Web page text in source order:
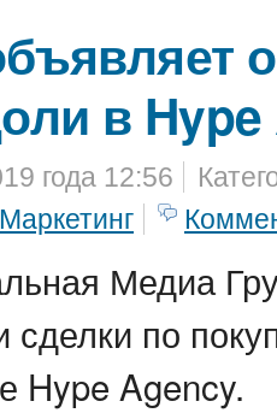
в
года 12:56
Маркетинг
Медиа
сделки по
Hype Agency.